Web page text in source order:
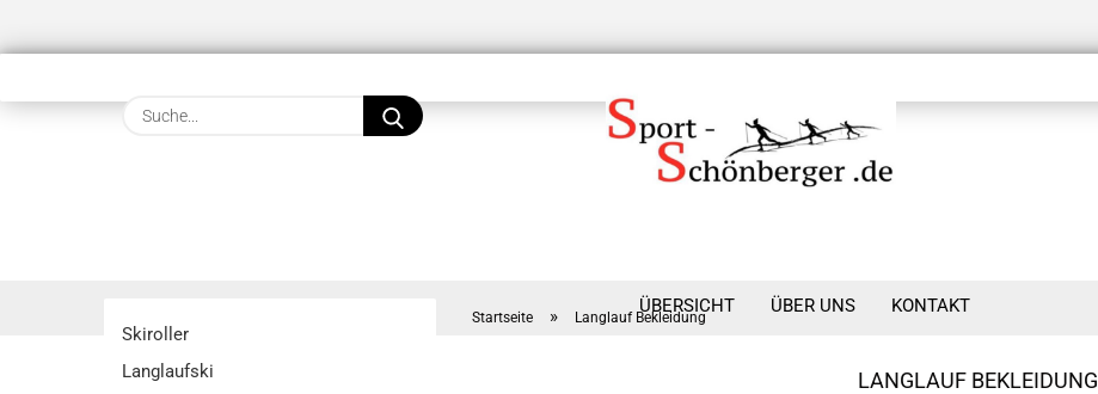
Suche...
ÜBERSICHT ÜBER UNS KONTAKT
Startseite » Langlauf Bekleidung
LANGLAUF BEKLEIDUNG
Skiroller
Langlaufski